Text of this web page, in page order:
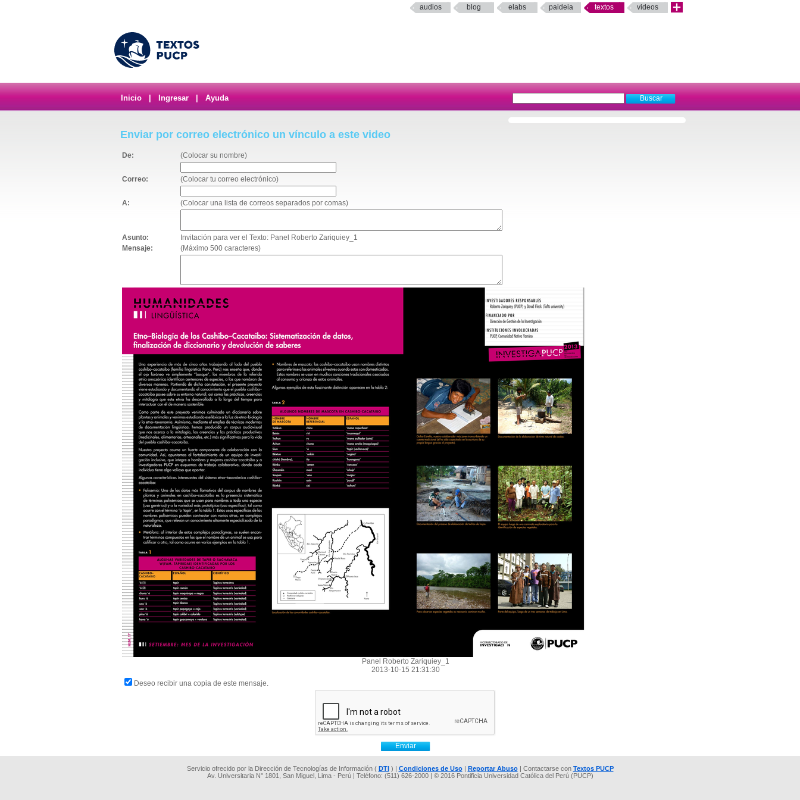
audios blog elabs paideia textos videos
Inicio Ingresar Ayuda
Enviar por correo electrónico un vínculo a este video
De: (Colocar su nombre)
Correo: (Colocar tu correo electrónico)
A: (Colocar una lista de correos separados por comas)
Asunto:
Invitación para ver el Texto: Panel Roberto Zariquiey_1
Mensaje:
(Máximo 500 caracteres)
Panel Roberto Zariquiey_1
2013-10-15 21:31:30
Deseo recibir una copia de este mensaje.
Servicio ofrecido por la Dirección de Tecnologías de Información ( DTI) | Condiciones de Uso| Reportar Abuso| Contactarse con Textos PUCP
Av. Universitaria N° 1801, San Miguel, Lima - Perú | Teléfono: (511) 626-2000 | © 2016 Pontificia Universidad Católica del Perú (PUCP)